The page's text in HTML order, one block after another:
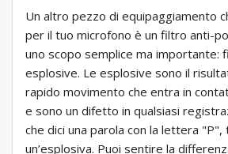
Un altro pezzo di equipaggiamento
per il tuo microfono è un filtro anti-
uno scopo semplice ma importante:
esplosive. Le esplosive sono il
rapido movimento che entra in
e sono un difetto in qualsiasi
che dici una parola con la lettera
un’esplosiva. Puoi sentire la